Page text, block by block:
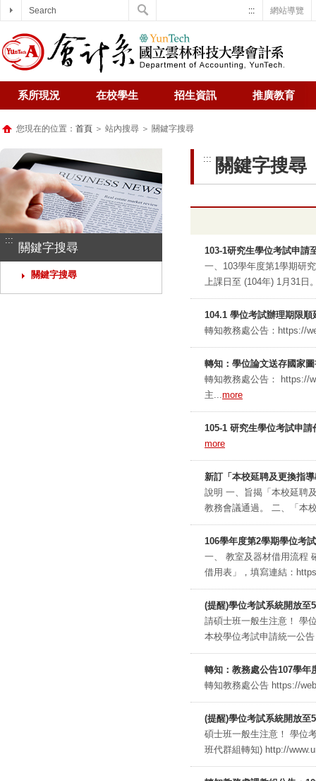
網站導覽
:::
系所現況 在校學生 招生資訊 推廣教育
您現在的位置： 首頁 ＞ 站內搜尋 ＞ 關鍵字搜尋
:::
關鍵字搜尋
關鍵字搜尋
::: 關鍵字搜尋
103-1研究生學位考試申請
一、103學年度第1學期研
上課日至 (104年) 1月31日
104.1 學位考試辦理期限順
轉知教務處公告：https://
轉知：學位論文送存國家
轉知教務處公告： https://
主...more
105-1 研究生學位考試申請
more
新訂「本校延聘及更換指
說明 一、旨揭「本校延聘
教務會議通過。 二、「本
106學年度第2學期學位考
一、 教室及器材借用流程
借用表」，填寫連結：
(提醒)學位考試系統開放至
請碩士班一般生注意！ 學
本校學位考試申請統一公
轉知：教務處公告107學年
轉知教務處公告 https://
(提醒)學位考試系統開放至
碩士班一般生注意！ 學位
班代群組轉知) http://
Search